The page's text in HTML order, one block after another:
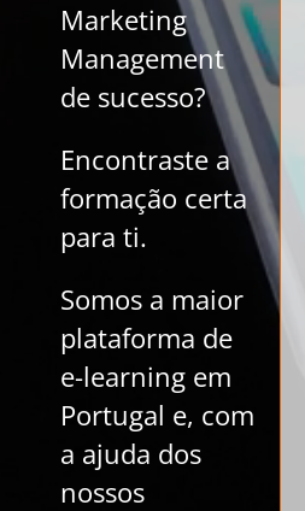
Marketing
Management
de sucesso?
Encontraste a
formação certa
para ti.
Somos a maior
plataforma de
e-learning em
Portugal e, com
a ajuda dos
nossos